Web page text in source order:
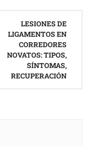
LESIONES DE
LIGAMENTOS EN
CORREDORES
NOVATOS: TIPOS,
SÍNTOMAS,
RECUPERACIÓN